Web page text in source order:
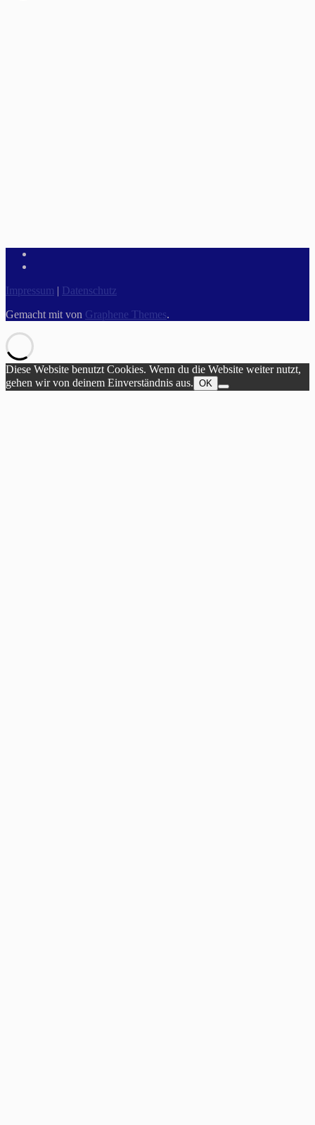
Impressum | Datenschutz
Gemacht mit von Graphene Themes.
Diese Website benutzt Cookies. Wenn du die Website weiter nutzt,
gehen wir von deinem Einverständnis aus. OK